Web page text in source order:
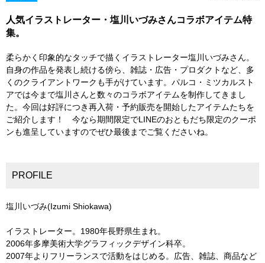
人気イラストレーター・塩川いづみさんコラボアイテム特
集。
柔らかく印象的なタッチで描くイラストレーター塩川いづみさん。
自身の作品を発表し続ける傍ら、雑誌・広告・プロダクトなど、多
くのクライアントワークも手がけています。パルコ・ミツカルスト
アでは今まで塩川さんと数々のコラボアイテムを制作してきまし
た。今回は好評につき再入荷・予約販売を開始したアイテムたちを
ご紹介します！ 今なら期間限定でLINEのおともだち限定のクーポ
ンも進呈していますのでぜひ最後までご覧くださいね。
PROFILE
塩川いづみ(Izumi Shiokawa)
イラストレーター。1980年長野県生まれ。
2006年多摩美術大学グラフィックデザイン科卒。
2007年よりフリーランスで活動をはじめる。広告、雑誌、商品など